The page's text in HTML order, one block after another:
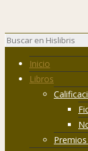
Inicio
Libros